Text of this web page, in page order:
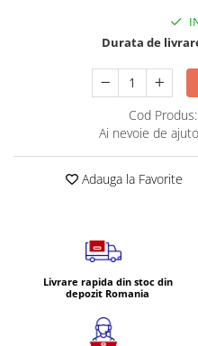
Scania R S G P Next
Volvo Aero
Volvo FH 2 Euro 4
Volvo Model FM
Lumini, Becuri, Proiectoare
Accesorii iluminare LED
Bare LED (LED Bar) off-road,
Durata de
Cod Produs:
Ai nevoie de
Adauga la Favorite
Livrare rapida din stoc din
depozit Romania